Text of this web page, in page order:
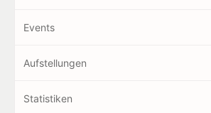
Events
Aufstellungen
Statistiken